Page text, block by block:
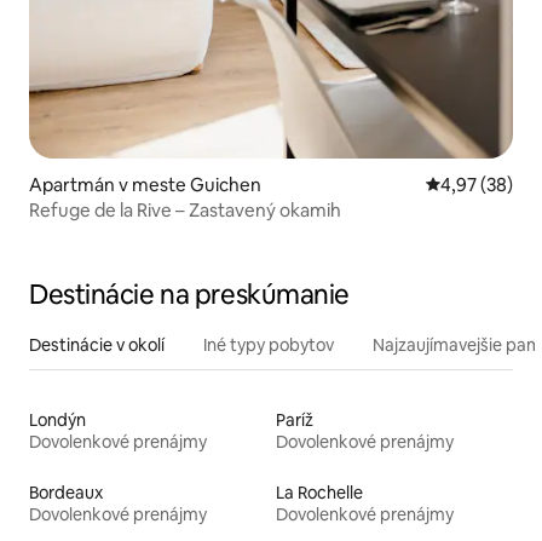
Apartmán v meste Guichen Priemerné
4,97 (38)
Refuge de la Rive – Zastavený okamih
Destinácie na preskúmanie
Destinácie v okolí Iné typy pobytov Najzaujímavejšie
Londýn
Dovolenkové prenájmy
Paríž
Dovolenkové prenájmy
Bordeaux
Dovolenkové prenájmy
La Rochelle
Dovolenkové prenájmy